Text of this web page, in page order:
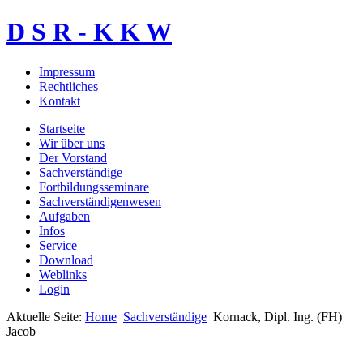
D S R - K K W
Impressum
Rechtliches
Kontakt
Startseite
Wir über uns
Der Vorstand
Sachverständige
Fortbildungsseminare
Sachverständigenwesen
Aufgaben
Infos
Service
Download
Weblinks
Login
Aktuelle Seite: Home Sachverständige Kornack, Dipl. Ing. (FH)
Jacob